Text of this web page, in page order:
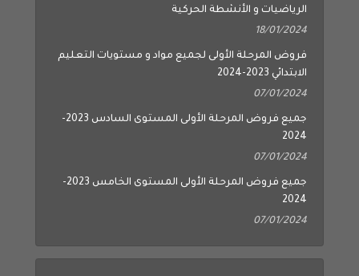
الرياضيات و الأنشطة الحركية
18/01/2024
فروض المرحلة الأولى لجميع مواد و مستويات التعليم
الابتدائي 2023-2024
07/01/2024
جميع فروض المرحلة الأولى المستوى السادس 2023-
2024
07/01/2024
جميع فروض المرحلة الأولى المستوى الخامس 2023-
2024
07/01/2024